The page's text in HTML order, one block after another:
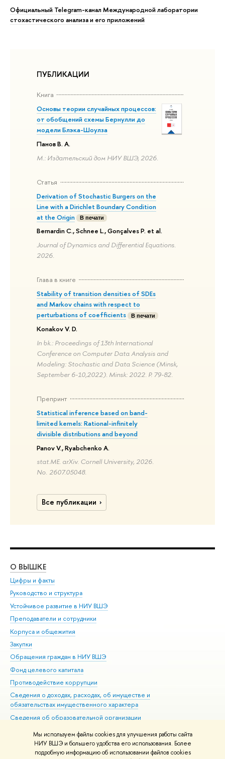
Мы используем файлы cookies для улучшения работы сайта
НИУ ВШЭ и большего удобства его использования. Более
подробную информацию об использовании файлов cookies
Официальный Telegram-канал Международной лаборатории
стохастического анализа и его приложений
ПУБЛИКАЦИИ
Книга
Основы теории случайных процессов:
от обобщений схемы Бернулли до
модели Блэка-Шоулза
Панов В. А.
М.: Издательский дом НИУ ВШЭ, 2026.
Статья
Derivation of Stochastic Burgers on the
Line with a Dirichlet Boundary Condition
at the Origin
В печати
Bernardin C., Schnee L., Gonçalves P. et al.
Journal of Dynamics and Differential Equations.
2026.
Глава в книге
Stability of transition densities of SDEs
and Markov chains with respect to
perturbations of coefficients
В печати
Konakov V. D.
In bk.: Proceedings of 13th International
Conference on Computer Data Analysis and
Modeling: Stochastic and Data Science (Minsk,
September 6-10,2022). Minsk: 2022. P. 79-82.
Препринт
Statistical inference based on band-
limited kernels: Rational-infinitely
divisible distributions and beyond
Panov V., Ryabchenko A.
stat.ME. arXiv. Cornell University, 2026.
No. 2607.05048.
Все публикации
О ВЫШКЕ
Цифры и факты
Руководство и структура
Устойчивое развитие в НИУ ВШЭ
Преподаватели и сотрудники
Корпуса и общежития
Закупки
Обращения граждан в НИУ ВШЭ
Фонд целевого капитала
Противодействие коррупции
Сведения о доходах, расходах, об имуществе и
обязательствах имущественного характера
Сведения об образовательной организации
Людям с ограниченными возможностями здоровья
Единая платежная страница
Работа в Вышке